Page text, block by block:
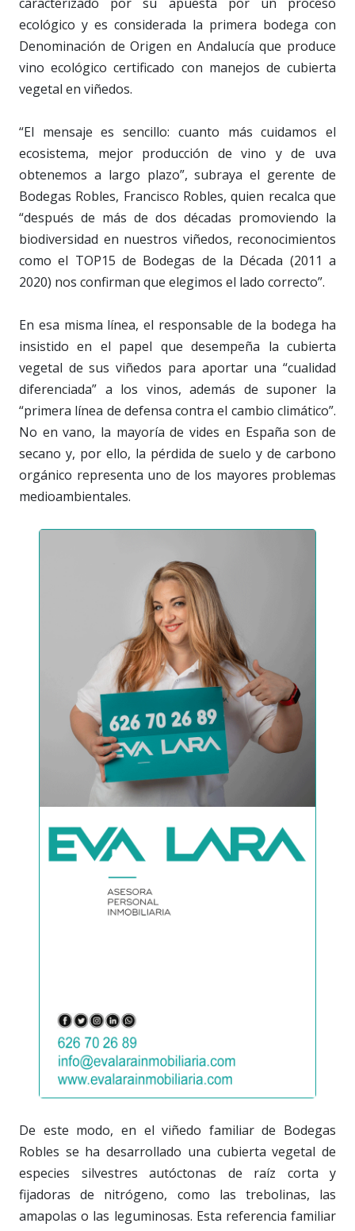
ecológico y es considerada la primera bodega con
Denominación de Origen en Andalucía que produce
vino ecológico certificado con manejos de cubierta
vegetal en viñedos.
“El mensaje es sencillo: cuanto más cuidamos el
ecosistema, mejor producción de vino y de uva
obtenemos a largo plazo”, subraya el gerente de
Bodegas Robles, Francisco Robles, quien recalca que
“después de más de dos décadas promoviendo la
biodiversidad en nuestros viñedos, reconocimientos
como el TOP15 de Bodegas de la Década (2011 a
2020) nos confirman que elegimos el lado correcto”.
En esa misma línea, el responsable de la bodega ha
insistido en el papel que desempeña la cubierta
vegetal de sus viñedos para aportar una “cualidad
diferenciada” a los vinos, además de suponer la
“primera línea de defensa contra el cambio climático”.
No en vano, la mayoría de vides en España son de
secano y, por ello, la pérdida de suelo y de carbono
orgánico representa uno de los mayores problemas
medioambientales.
De este modo, en el viñedo familiar de Bodegas
Robles se ha desarrollado una cubierta vegetal de
especies silvestres autóctonas de raíz corta y
fijadoras de nitrógeno, como las trebolinas, las
amapolas o las leguminosas. Esta referencia familiar